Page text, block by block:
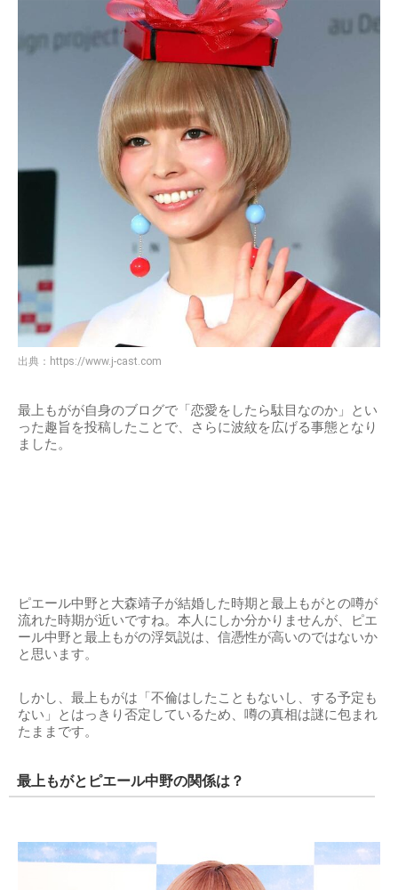
出典： https://www.j-cast.com
最上もがが自身のブログで「恋愛をしたら駄目なのか」とい
った趣旨を投稿したことで、さらに波紋を広げる事態となり
ました。
ピエール中野と大森靖子が結婚した時期と最上もがとの噂が
流れた時期が近いですね。本人にしか分かりませんが、ピエ
ール中野と最上もがの浮気説は、信憑性が高いのではないか
と思います。
しかし、最上もがは「不倫はしたこともないし、する予定も
ない」とはっきり否定しているため、噂の真相は謎に包まれ
たままです。
最上もがとピエール中野の関係は？